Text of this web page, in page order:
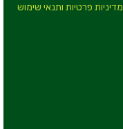
מדיניות פרטיות ותנאי שימוש